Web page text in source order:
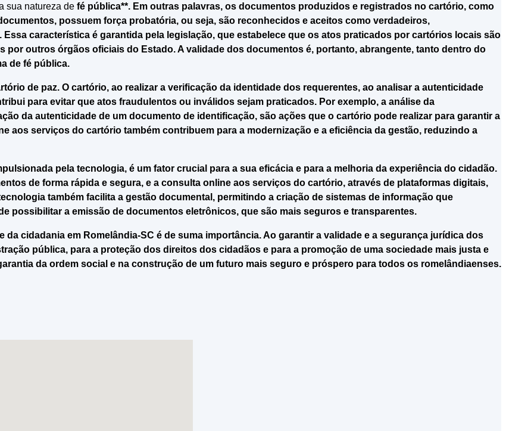
sua natureza de fé pública**. Em outras palavras, os documentos produzidos e registrados no cartório, como
possuem força probatória, ou seja, são reconhecidos e aceitos como verdadeiros,
característica é garantida pela legislação, que estabelece que os atos praticados por cartórios locais são
outros órgãos oficiais do Estado. A validade dos documentos é, portanto, abrangente, tanto dentro do
de fé pública.
de paz. O cartório, ao realizar a verificação da identidade dos requerentes, ao analisar a autenticidade
para evitar que atos fraudulentos ou inválidos sejam praticados. Por exemplo, a análise da
da autenticidade de um documento de identificação, são ações que o cartório pode realizar para garantir a
aos serviços do cartório também contribuem para a modernização e a eficiência da gestão, reduzindo a
pela tecnologia, é um fator crucial para a sua eficácia e para a melhoria da experiência do cidadão.
de forma rápida e segura, e a consulta online aos serviços do cartório, através de plataformas digitais,
também facilita a gestão documental, permitindo a criação de sistemas de informação que
possibilitar a emissão de documentos eletrônicos, que são mais seguros e transparentes.
cidadania em Romelândia-SC é de suma importância. Ao garantir a validade e a segurança jurídica dos
pública, para a proteção dos direitos dos cidadãos e para a promoção de uma sociedade mais justa e
da ordem social e na construção de um futuro mais seguro e próspero para todos os romelândiaenses.